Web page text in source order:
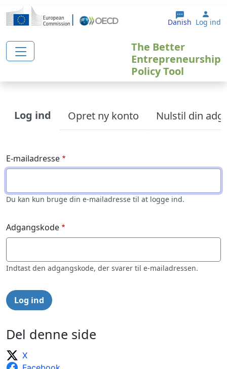
Gå til hovedindhold
Danish Log ind
The Better
Entrepreneurship
Policy Tool
Primary tabs
Log ind Opret ny konto Nulstil din
E-mailadresse
Du kan kun bruge din e-mailadresse til at logge ind.
Adgangskode
Indtast den adgangskode, der svarer til e-mailadressen.
Del denne side
X